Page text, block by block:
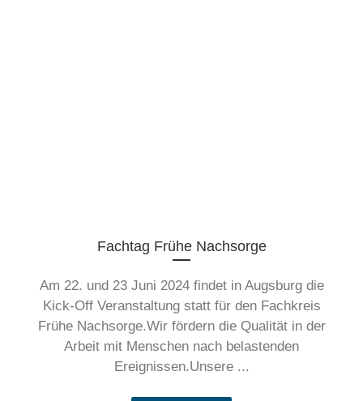
Fachtag Frühe Nachsorge
Am 22. und 23 Juni 2024 findet in Augsburg die
Kick-Off Veranstaltung statt für den Fachkreis
Frühe Nachsorge.Wir fördern die Qualität in der
Arbeit mit Menschen nach belastenden
Ereignissen.Unsere ...